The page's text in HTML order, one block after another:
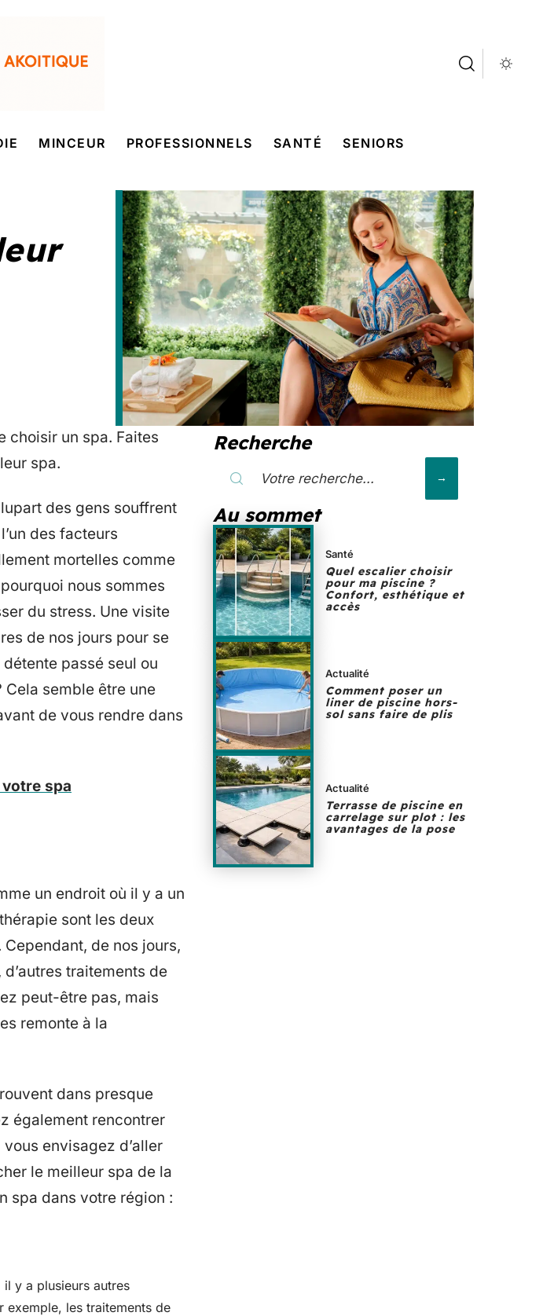
MINCEUR PROFESSIONNELS SANTÉ SENIORS
choisir un spa. Faites
spa.
des gens souffrent
des facteurs
mortelles comme
nous sommes
du stress. Une visite
de nos jours pour se
passé seul ou
Cela semble être une
de vous rendre dans
spa
un endroit où il y a un
sont les deux
de nos jours,
traitements de
peut-être pas, mais
remonte à la
dans presque
également rencontrer
envisagez d’aller
le meilleur spa de la
spa dans votre région :
y a plusieurs autres
exemple, les traitements de
Recherche
Au sommet
Santé
Quel escalier choisir
pour ma piscine ?
Confort, esthétique et
accès
Actualité
Comment poser un
liner de piscine hors-
sol sans faire de plis
Actualité
Terrasse de piscine en
carrelage sur plot : les
avantages de la pose